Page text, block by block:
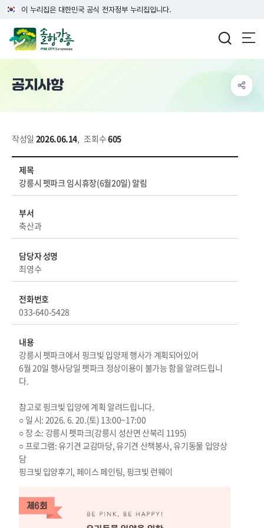
이 누리집은 대한민국 공식 전자정부 누리집입니다.
공지사항
작성일 2026.06.14, 조회수605
제목
강릉시 펫파크 임시휴장(6월20일) 알림
부서
축산과
담당자 성명
최영수
전화번호
033-640-5428
내용
강릉시 펫파크에서 핑크빛 입양제 행사가 계획되어있어
6월 20일 행사당일 펫파크 정상이용이 불가능 함을 알려드립니
다.
참고로 핑크빛 입양에 계획 알려드립니다.
○ 일 시: 2026. 6. 20.(토) 13:00~17:00
○ 장 소: 강릉시 펫파크(강릉시 성산면 산북리 1195)
○ 프로그램: 유기견 교감마당, 유기견 산책봉사, 유기동물 입양상
담
핑크빛 입양후기, 페이스 페인팅, 핑크빛 런웨이